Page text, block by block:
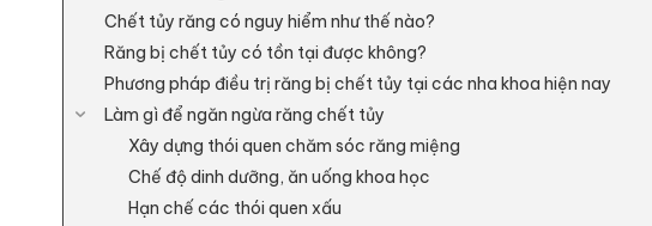
Chết tủy răng có nguy hiểm như thế nào?
Răng bị chết tủy có tồn tại được không?
Phương pháp điều trị răng bị chết tủy tại các nha khoa hiện nay
Làm gì để ngăn ngừa răng chết tủy
Xây dựng thói quen chăm sóc răng miệng
Chế độ dinh dưỡng, ăn uống khoa học
Hạn chế các thói quen xấu